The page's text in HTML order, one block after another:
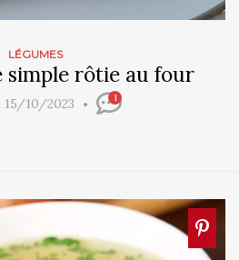
LÉGUMES
simple rôtie au four
15/10/2023 1